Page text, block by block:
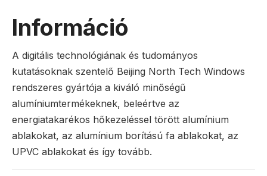
Információ
A digitális technológiának és tudományos
kutatásoknak szentelő Beijing North Tech Windows
rendszeres gyártója a kiváló minőségű
alumíniumtermékeknek, beleértve az
energiatakarékos hőkezeléssel törött alumínium
ablakokat, az alumínium borítású fa ablakokat, az
UPVC ablakokat és így tovább.